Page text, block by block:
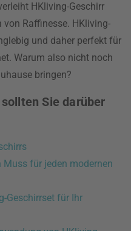
HKliving-Geschirr
von Raffinesse. HKliving-
und daher perfekt für
Warum also nicht noch
bringen?
Sie darüber
Muss für jeden modernen
Geschirrset für Ihr